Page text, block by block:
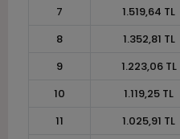
7
1.519,64 TL
8
1.352,81 TL
9
1.223,06 TL
10
1.119,25 TL
11
1.025,91 TL